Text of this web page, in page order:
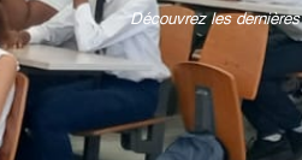
Découvrez les